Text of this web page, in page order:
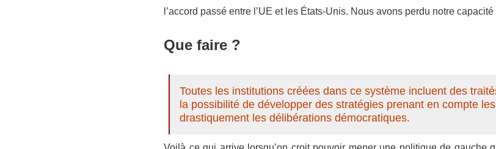
l’accord passé entre l’UE et les États-Unis. Nous avons perdu notre
Que faire ?
Toutes les institutions créées dans ce système incluent des
la possibilité de développer des stratégies prenant en compte
drastiquement les délibérations démocratiques.